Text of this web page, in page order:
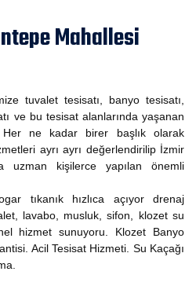
Mahallesi
tuvalet tesisatı, banyo tesisatı,
ve bu tesisat alanlarında yaşanan
Her ne kadar birer başlık olarak
ayrı ayrı değerlendirilip İzmir
uzman kişilerce yapılan önemli
tıkanık hızlıca açıyor drenaj
lavabo, musluk, sifon, klozet su
hizmet sunuyoru. Klozet Banyo
Acil Tesisat Hizmeti. Su Kaçağı